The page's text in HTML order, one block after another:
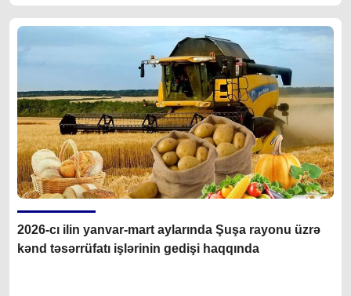
2026-cı ilin yanvar-mart aylarında Şuşa rayonu üzrə
kənd təsərrüfatı işlərinin gedişi haqqında